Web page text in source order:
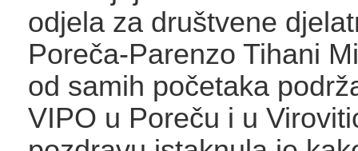
odjela za društvene
Poreča-Parenzo Tihani
od samih početaka
VIPO u Poreču i u